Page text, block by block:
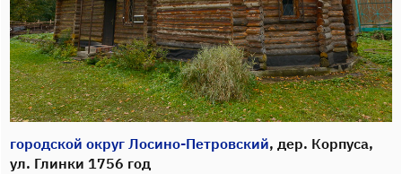
городской округ Лосино-Петровский, дер. Корпуса,
ул. Глинки 1756 год